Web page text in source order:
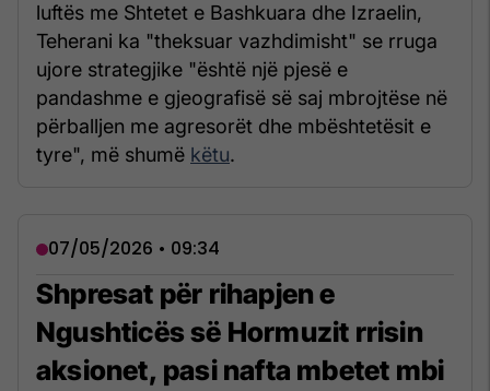
luftës me Shtetet e Bashkuara dhe Izraelin,
Teherani ka "theksuar vazhdimisht" se rruga
ujore strategjike "është një pjesë e
pandashme e gjeografisë së saj mbrojtëse në
përballjen me agresorët dhe mbështetësit e
tyre", më shumë këtu.
07/05/2026 • 09:34
Shpresat për rihapjen e
Ngushticës së Hormuzit rrisin
aksionet, pasi nafta mbetet mbi